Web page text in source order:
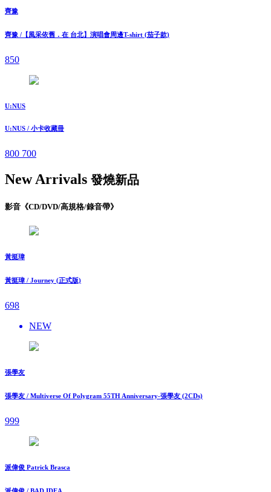
齊豫
齊豫 /【風采依舊．在 台北】演唱會周邊T-shirt (茄子款)
850
U:NUS
U:NUS / 小卡收藏冊
800 700
New Arrivals 發燒新品
影音《CD/DVD/高規格/錄音帶》
黃挺瑋
黃挺瑋 / Journey (正式版)
698
NEW
張學友
張學友 / Multiverse Of Polygram 55TH Anniversary-張學友 (2CDs)
999
派偉俊 Patrick Brasca